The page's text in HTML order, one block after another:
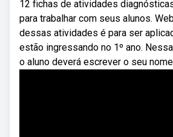
12 fichas de atividades
para trabalhar com seus alunos.
dessas atividades é para ser
estão ingressando no 1º ano.
o aluno deverá escrever o seu